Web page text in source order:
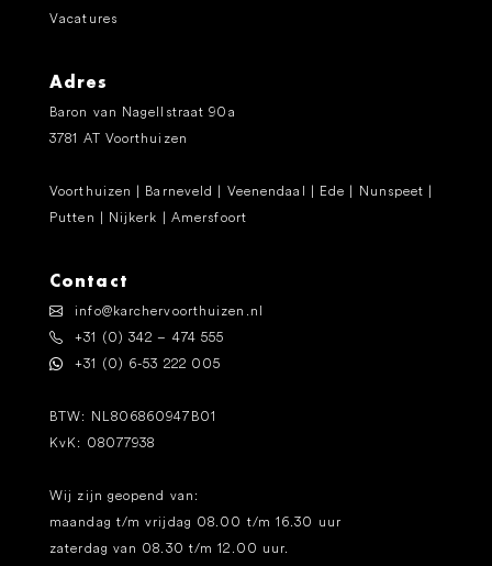
Vacatures
Adres
Baron van Nagellstraat 90a
3781 AT Voorthuizen
Voorthuizen | Barneveld | Veenendaal | Ede | Nunspeet |
Putten | Nijkerk | Amersfoort
Contact
info@karchervoorthuizen.nl
+31 (0) 342 – 474 555
+31 (0) 6-53 222 005
BTW: NL806860947B01
KvK: 08077938
Wij zijn geopend van:
maandag t/m vrijdag 08.00 t/m 16.30 uur
zaterdag van 08.30 t/m 12.00 uur.